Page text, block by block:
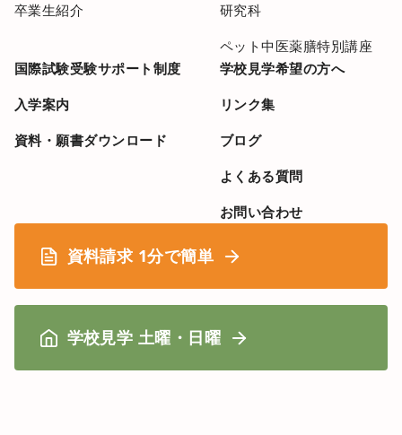
卒業生紹介 研究科
ペット中医薬膳特別講座
国際試験受験サポート制度
入学案内
資料・願書ダウンロード
学校見学希望の方へ
リンク集
ブログ
よくある質問
お問い合わせ
資料請求 1分で簡単
学校見学 土曜・日曜